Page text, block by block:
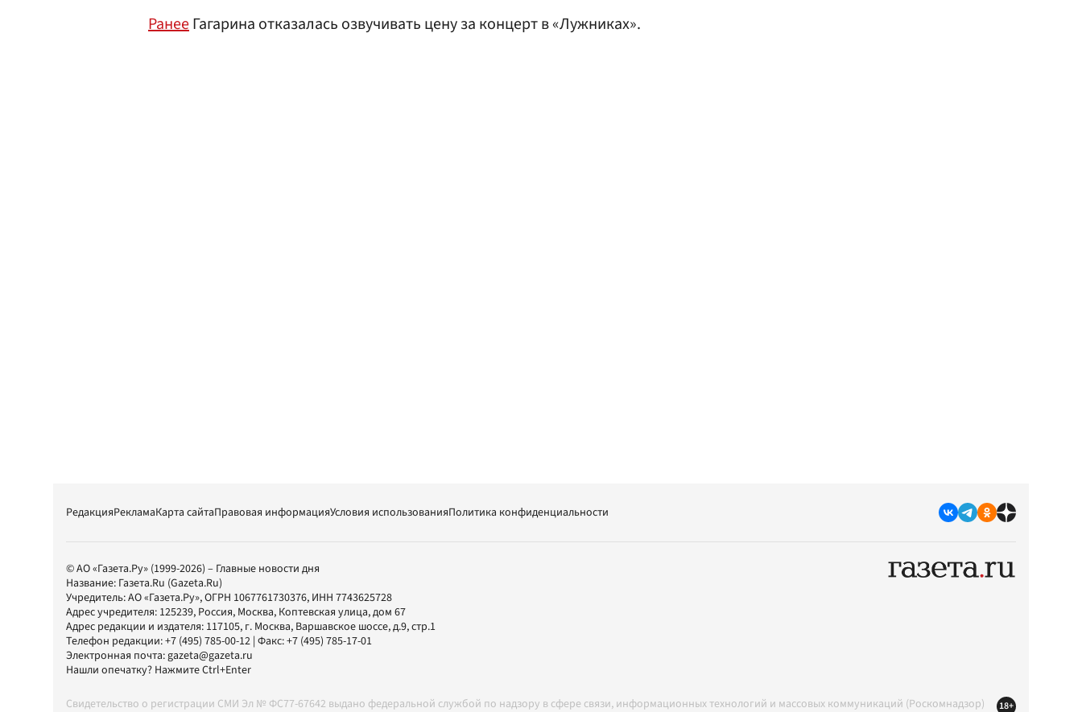
РанееГагарина отказалась озвучивать цену за концерт в «Лужниках».
РедакцияРекламаКарта сайтаПравовая информацияУсловия использованияПолитика конфиденциальности
© АО «Газета.Ру» (1999-2026) – Главные новости дня
Название: Газета.Ru (Gazeta.Ru)
Учредитель:АО «Газета.Ру», ОГРН 1067761730376, ИНН 7743625728
Адрес учредителя: 125239, Россия, Москва, Коптевская улица, дом 67
Адрес редакции и издателя: 117105, г. Москва, Варшавское шоссе, д.9, стр.1
Телефон редакции:+7 (495) 785-00-12 | Факс:+7 (495) 785-17-01
Электронная почта:gazeta@gazeta.ru
Нашли опечатку? Нажмите Ctrl+Enter
Свидетельство о регистрации СМИ Эл № ФС77-67642 выдано федеральной службой по надзору в сфере связи, информационных технологий и массовых коммуникаций (Роскомнадзор)
18+